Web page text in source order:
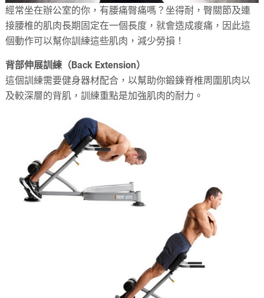
經常坐在辦公室的你，有腰痛臀痛嗎？坐得耐，臀關節及連
接腰椎的肌肉長期固定在一個長度，就會造成痠痛，因此這
個動作可以幫你訓練這些肌肉，減少勞損！
背部伸展訓練（Back Extension）
這個訓練需要健身器材配合，以幫助你鍛鍊脊椎周圍肌肉以
及較深層的背肌，訓練重點是加強肌肉的耐力。